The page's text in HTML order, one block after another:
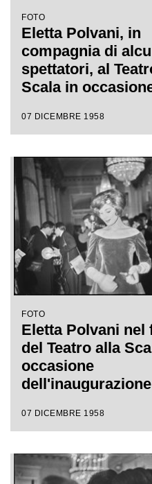
FOTO
Eletta Polvani, in
compagnia di
spettatori, al
Scala in
stagione lirica
Giacomo Puccini,
da Antonino Votto
regia di
Wallmann
07 DICEMBRE 1958
FOTO
Eletta Polvani nel
del Teatro alla
occasione
con l'opera
da Antonino
regia di
07 DICEMBRE 1958